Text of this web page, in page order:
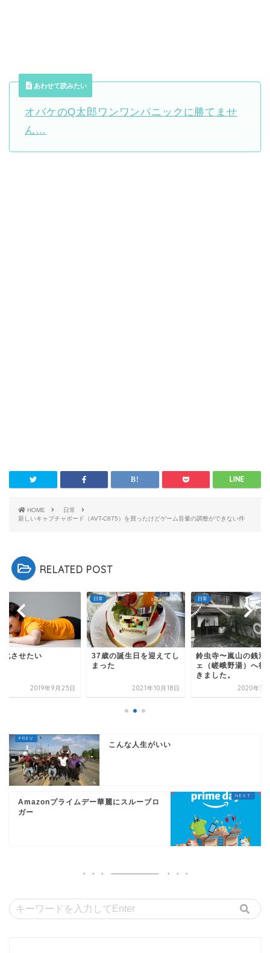
あわせて読みたい
オバケのQ太郎ワンワンパニックに勝てませ
ん…
HOME
日常
新しいキャプチャボード（AVT-C875）を買ったけどゲーム音量の調整ができない件
RELATED POST
化させたい
2019年9月25日
日常
37歳の誕生日を迎えてし
まった
2021年10月18日
日常
鈴虫寺〜嵐山の銭湯
ェ（嵯峨野湯）へ行
きました。
2020年3
こんな人生がいい
Amazonプライムデー華麗にスルーブロ
ガー